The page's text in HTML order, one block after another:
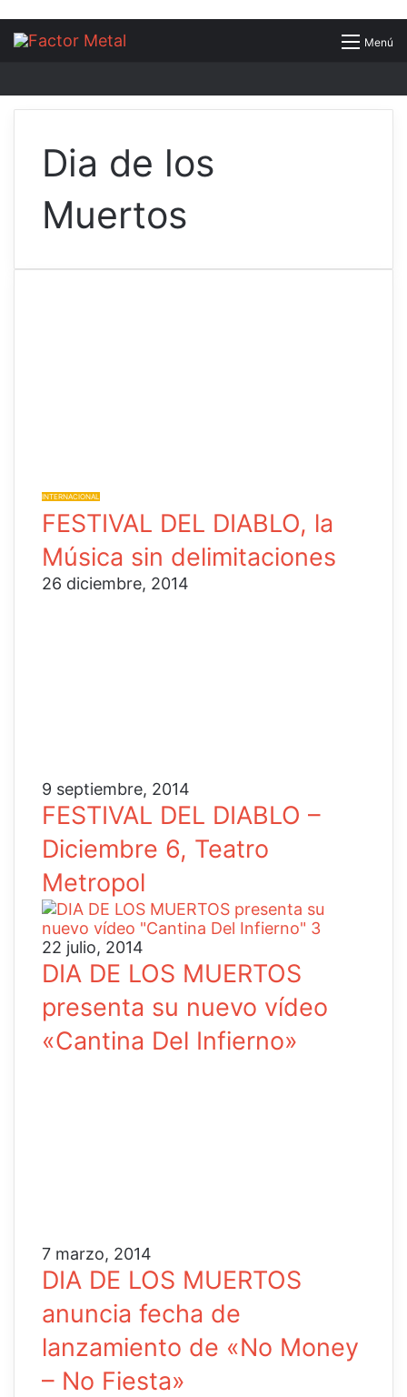
Menú
Buscar
Dia de los
Muertos
INTERNACIONAL
FESTIVAL DEL DIABLO, la
Música sin delimitaciones
26 diciembre, 2014
9 septiembre, 2014
FESTIVAL DEL DIABLO –
Diciembre 6, Teatro
Metropol
22 julio, 2014
DIA DE LOS MUERTOS
presenta su nuevo vídeo
«Cantina Del Infierno»
7 marzo, 2014
DIA DE LOS MUERTOS
anuncia fecha de
lanzamiento de «No Money
– No Fiesta»